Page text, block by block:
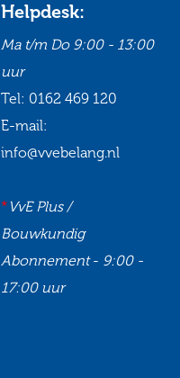
Helpdesk:
Ma t/m Do 9:00 - 13:00
uur
Tel: 0162 469 120
E-mail:
info@vvebelang.nl
*VvE Plus /
Bouwkundig
Abonnement- 9:00 -
17:00 uur